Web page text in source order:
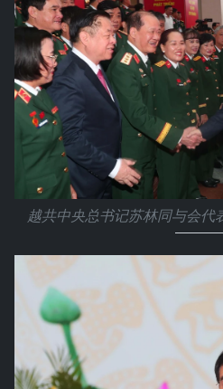
越共中央总书记苏林同与会代